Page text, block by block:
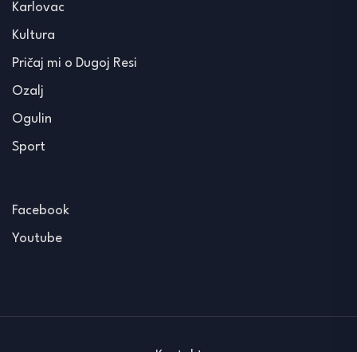
Karlovac
Kultura
Pričaj mi o Dugoj Resi
Ozalj
Ogulin
Sport
Facebook
Youtube